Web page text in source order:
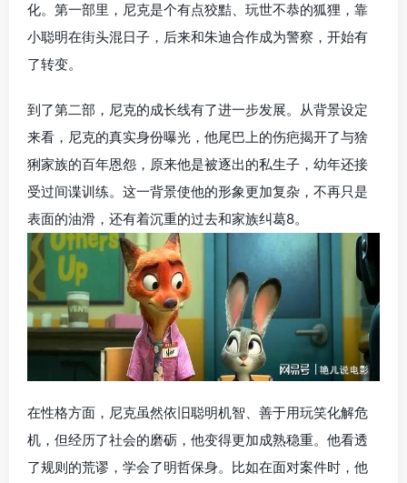
化。第一部里，尼克是个有点狡黠、玩世不恭的狐狸，靠
小聪明在街头混日子，后来和朱迪合作成为警察，开始有
了转变。
到了第二部，尼克的成长线有了进一步发展。从背景设定
来看，尼克的真实身份曝光，他尾巴上的伤疤揭开了与猞
猁家族的百年恩怨，原来他是被逐出的私生子，幼年还接
受过间谍训练。这一背景使他的形象更加复杂，不再只是
表面的油滑，还有着沉重的过去和家族纠葛8。
在性格方面，尼克虽然依旧聪明机智、善于用玩笑化解危
机，但经历了社会的磨砺，他变得更加成熟稳重。他看透
了规则的荒谬，学会了明哲保身。比如在面对案件时，他